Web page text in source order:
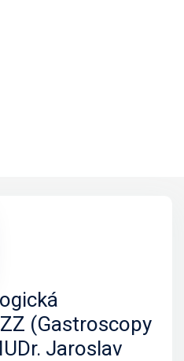
(Gastroscopy
Jaroslav